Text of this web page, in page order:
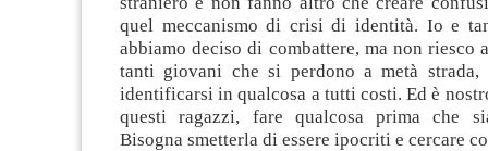
quel meccanismo di crisi di identità. Io e
abbiamo deciso di combattere, ma non riesco
tanti giovani che si perdono a metà strada,
identificarsi in qualcosa a tutti costi. Ed è
questi ragazzi, fare qualcosa prima che
Bisogna smetterla di essere ipocriti e cercare